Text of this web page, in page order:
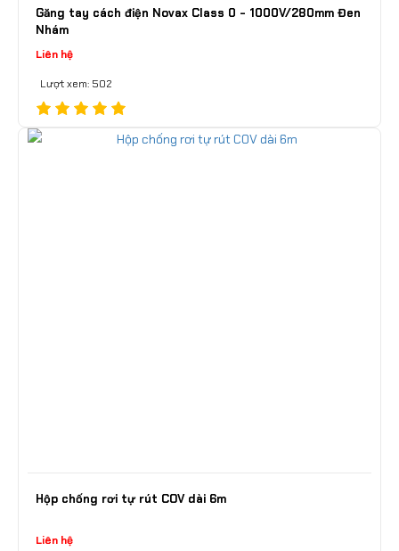
Găng tay cách điện Novax Class 0 - 1000V/280mm Đen
Nhám
Liên hệ
Lượt xem: 502
Hộp chống rơi tự rút COV dài 6m
Liên hệ